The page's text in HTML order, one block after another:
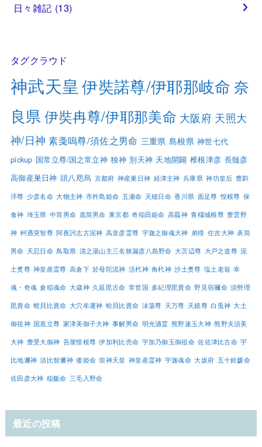
日々雑記 (13)
タグクラウド
神武天皇 伊奘諾尊/伊耶那岐命 奈
良県 伊奘冉尊/伊耶那美命 大阪府 天照大
神/日神 素戔嗚尊/須佐之男命 三重県 島根県 神世七代
pickup 国常立尊/国之常立神 独神 別天神 天地開闢 椎根津彦 長髄彦
高御産巣日神 頭八咫烏 京都府 神産巣日神 経津主神 兵庫県 神功皇后 豊斟
渟尊 少彦名命 大物主神 市杵島姫命 五瀬命 天穂日命 香川県 面足尊 惶根尊 保
食神 埼玉県 中筒男命 底筒男命 東京都 奇稲田姫命 高龗神 青橿城根尊 豊雲野
神 軻遇突智尊 阿夜訶志古泥神 高皇彦霊尊 宇迦之御魂大神 弟猾 住吉大神 表筒
男命 天忍日命 鳥取県 清之湯山主三名狭漏彦八島野命 大苫辺尊 大戸之道尊 泥
土煑尊 神皇産霊尊 高倉下 於母陀流神 活杙神 角杙神 沙土煑尊 塩土老翁 幸
魂・奇魂 倉稲魂命 大歳神 久延毘古命 常世国 多紀理毘賣命 野見宿禰命 須勢理
毘賣命 蚶貝比賣命 大穴牟遲神 蛤貝比賣命 沫蕩尊 天万尊 天鏡尊 白兎神 大土
御祖神 国底立尊 家津美御子大神 事解男命 明光浦霊 熊野速玉大神 熊野夫須美
大神 豊受大御神 吾屋惶根尊 伊加利比売命 宇加乃御玉御祖命 佐佐津比古命 宇
比地邇神 須比智邇神 倭姫命 崇神天皇 神皇産霊神 宇迦魂命 大坂府 五十鈴媛命
佐田彦大神 稲飯命 三毛入野命
最近の投稿